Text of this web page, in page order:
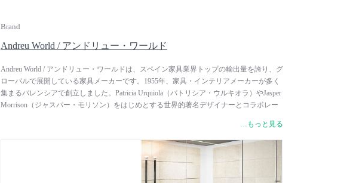
Brand
Andreu World / アンドリュー・ワールド
Andreu World / アンドリュー・ワールドは、スペイン家具業界トップの輸出量を誇り、グ
ローバルで展開している家具メーカーです。1955年、家具・インテリアメーカーが多く
集まるバレンシアで創立しました。Patricia Urquiola（パトリシア・ウルキオラ）やJasper
Morrison（ジャスパー・モリソン）をはじめとする世界的著名デザイナーとコラボレー
る実用的な設計から生み出された製品は、個人邸やオフィスはもちろんのこと、世界中
の有名ホテルやレストランでも使用されています。レッド・ドット・デザイン賞やドイ
ツ・デザイン賞、ベスト・オブ・ネオコン、ADIデザインインデックスなど、数多くの
デザイン賞を受賞しています。 東欧にある自社の森林で採れたブナ材やオーク材、アッ
シュ材など、FSC認証を取得した木材を100%使用。同じく東欧にある自社工場で加工
…もっと見る